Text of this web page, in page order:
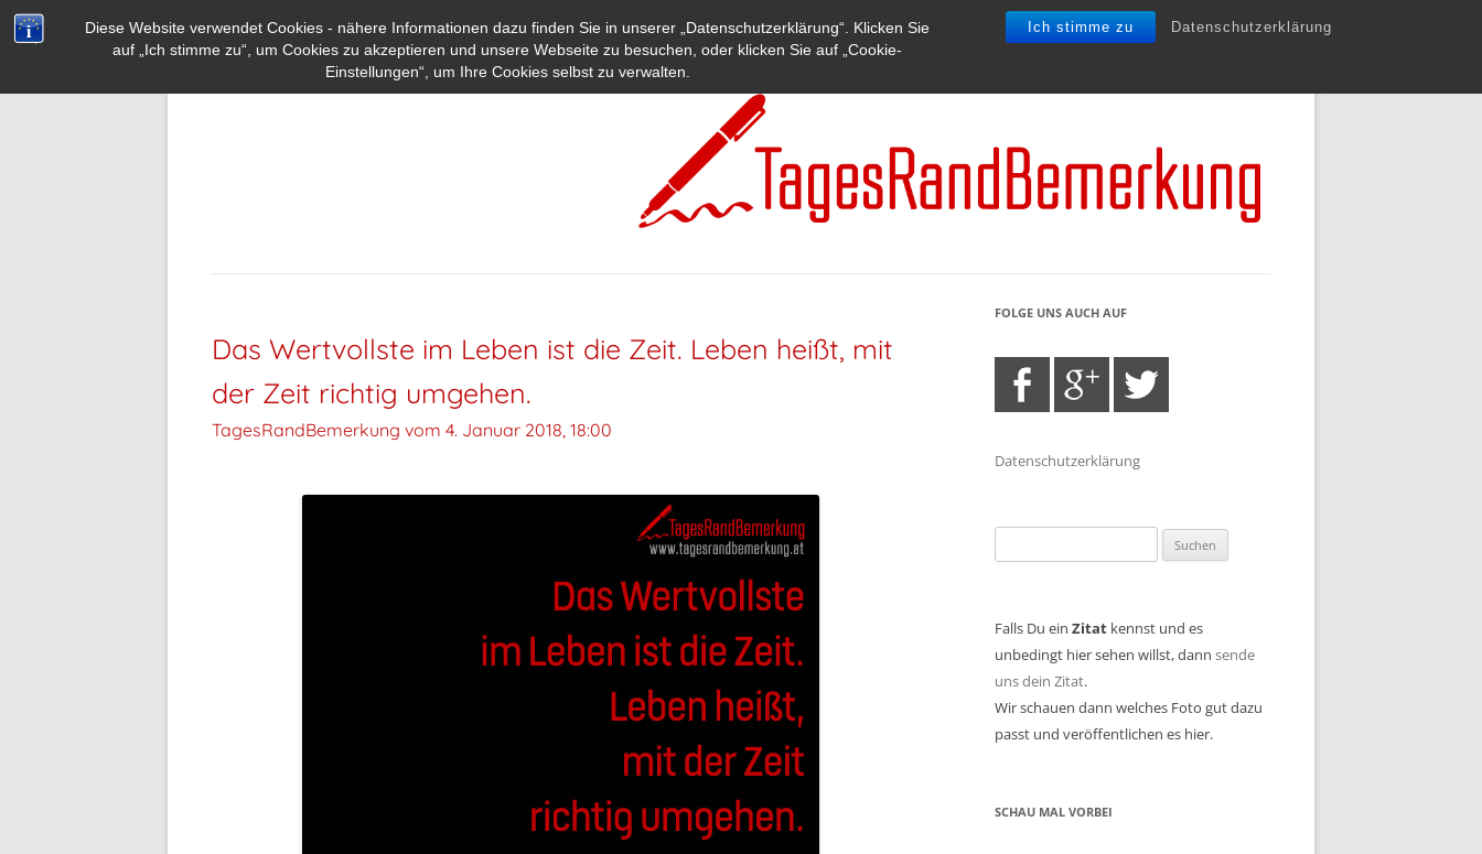
Diese Website verwendet Cookies - nähere Informationen dazu finden Sie in unserer „Datenschutzerklärung“. Klicken Sie
auf „Ich stimme zu“, um Cookies zu akzeptieren und unsere Webseite zu besuchen, oder klicken Sie auf „Cookie-
Einstellungen“, um Ihre Cookies selbst zu verwalten.
Ich stimme zu Datenschutzerklärung
Das Wertvollste im Leben ist die Zeit. Leben heißt, mit
der Zeit richtig umgehen.
TagesRandBemerkung vom 4. Januar 2018, 18:00
FOLGE UNS AUCH AUF
Datenschutzerklärung
nach:
Falls Du ein Zitat kennst und es
unbedingt hier sehen willst, dann sende
uns dein Zitat.
Wir schauen dann welches Foto gut dazu
passt und veröffentlichen es hier.
SCHAU MAL VORBEI